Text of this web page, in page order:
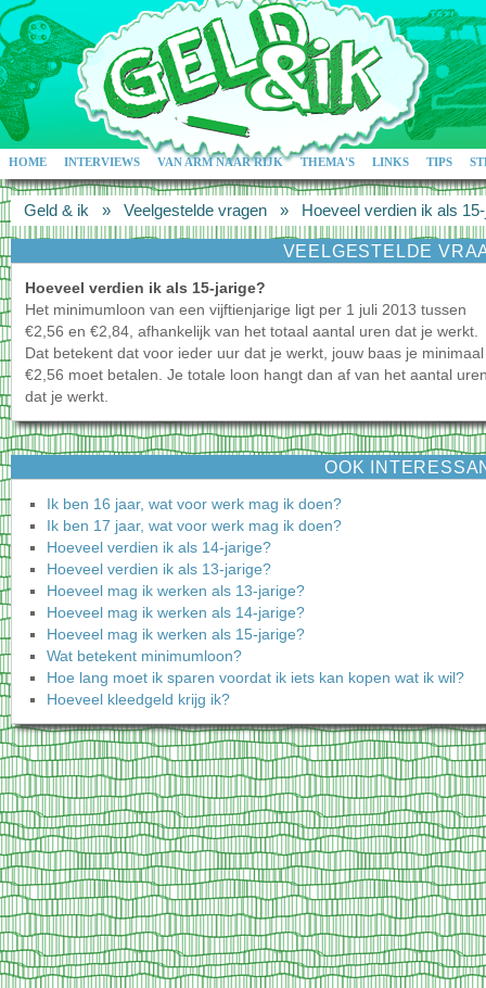
HOME INTERVIEWS VAN ARM NAAR RIJK THEMA'S LINKS TIPS
Geld & ik » Veelgestelde vragen » Hoeveel verdien ik als
VEELGESTELDE
Hoeveel verdien ik als 15-jarige?
Het minimumloon van een vijftienjarige ligt per 1 juli 2013 tussen
€2,56 en €2,84, afhankelijk van het totaal aantal uren dat je werkt.
Dat betekent dat voor ieder uur dat je werkt, jouw baas je minimaal
€2,56 moet betalen. Je totale loon hangt dan af van het aantal
dat je werkt.
OOK
Ik ben 16 jaar, wat voor werk mag ik doen?
Ik ben 17 jaar, wat voor werk mag ik doen?
Hoeveel verdien ik als 14-jarige?
Hoeveel verdien ik als 13-jarige?
Hoeveel mag ik werken als 13-jarige?
Hoeveel mag ik werken als 14-jarige?
Hoeveel mag ik werken als 15-jarige?
Wat betekent minimumloon?
Hoe lang moet ik sparen voordat ik iets kan kopen wat ik wil?
Hoeveel kleedgeld krijg ik?